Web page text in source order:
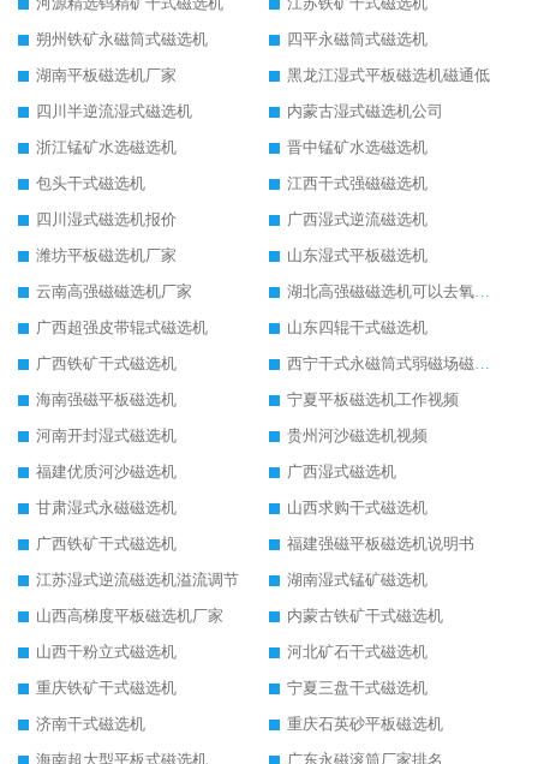
朔州铁矿永磁筒式磁选机
四平永磁筒式磁选机
湖南平板磁选机厂家
黑龙江湿式平板磁选机磁通低
四川半逆流湿式磁选机
内蒙古湿式磁选机公司
浙江锰矿水选磁选机
晋中锰矿水选磁选机
包头干式磁选机
江西干式强磁磁选机
四川湿式磁选机报价
广西湿式逆流磁选机
潍坊平板磁选机厂家
山东湿式平板磁选机
云南高强磁磁选机厂家
湖北高强磁磁选机可以去氧化铝
广西超强皮带辊式磁选机
山东四辊干式磁选机
广西铁矿干式磁选机
西宁干式永磁筒式弱磁场磁选机结构图
海南强磁平板磁选机
宁夏平板磁选机工作视频
河南开封湿式磁选机
贵州河沙磁选机视频
福建优质河沙磁选机
广西湿式磁选机
甘肃湿式永磁磁选机
山西求购干式磁选机
广西铁矿干式磁选机
福建强磁平板磁选机说明书
江苏湿式逆流磁选机溢流调节
湖南湿式锰矿磁选机
山西高梯度平板磁选机厂家
内蒙古铁矿干式磁选机
山西干粉立式磁选机
河北矿石干式磁选机
重庆铁矿干式磁选机
宁夏三盘干式磁选机
济南干式磁选机
重庆石英砂平板磁选机
海南超大型平板式磁选机
广东永磁滚筒厂家排名